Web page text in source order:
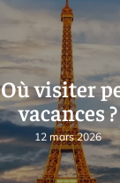
Où visiter
vacances ?
12 mars 2026